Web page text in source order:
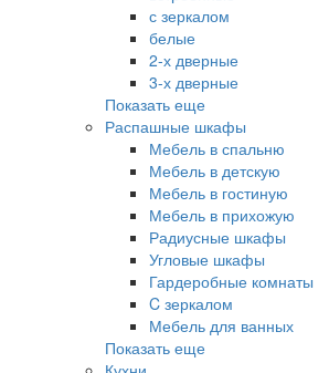
с зеркалом
белые
2-х дверные
3-х дверные
Показать еще
Распашные шкафы
Мебель в спальню
Мебель в детскую
Мебель в гостиную
Мебель в прихожую
Радиусные шкафы
Угловые шкафы
Гардеробные комнаты
C зеркалом
Мебель для ванных
Показать еще